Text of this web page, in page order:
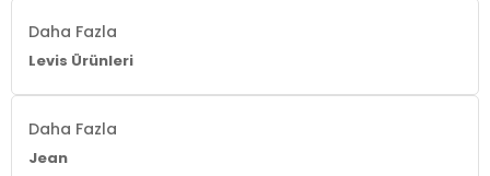
Daha Fazla
Levis Ürünleri
Daha Fazla
Jean